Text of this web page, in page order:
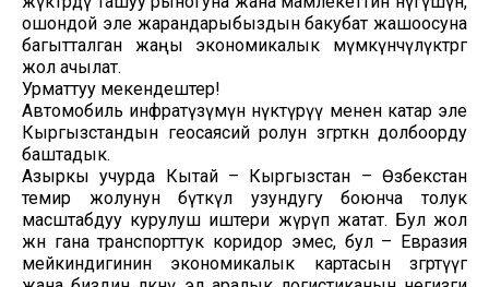
ошондой эле жарандарыбыздын бакубат жашоосуна
багытталган жаңы экономикалык мүмкүнчүлүктөргө
жол ачылат.
Урматтуу мекендештер!
Автомобиль инфратүзүмүн өнүктүрүү менен катар эле
Кыргызстандын геосаясий ролун өзгөрткөн долбоорду
баштадык.
Азыркы учурда Кытай – Кыргызстан – Өзбекстан
темир жолунун бүткүл узундугу боюнча толук
масштабдуу курулуш иштери жүрүп жатат. Бул жол
жөн гана транспорттук коридор эмес, бул – Евразия
мейкиндигинин экономикалык картасын өзгөртүүгө